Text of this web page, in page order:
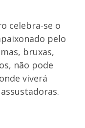
celebra-se o
pelo
bruxas,
não pode
viverá